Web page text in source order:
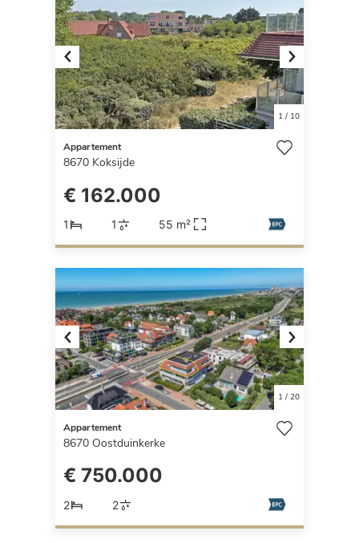
Previous Next
1/ 10
Appartement
8670 Koksijde
€ 162.000
1 1 55 m²
Previous Next
1/ 20
Appartement
8670 Oostduinkerke
€ 750.000
2 2